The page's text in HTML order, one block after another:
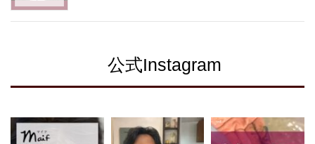
公式Instagram